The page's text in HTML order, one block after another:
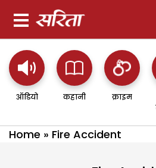
ऑडियो कहानी क्राइम
Home » Fire Accident